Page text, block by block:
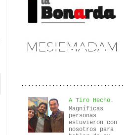
..............................
A Tiro Hecho.
Magníficas
personas
estuvieron con
nosotros para